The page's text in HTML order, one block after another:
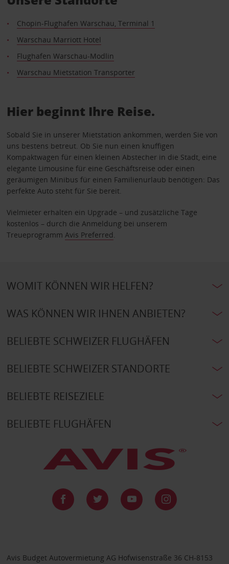
Chopin-Flughafen Warschau, Terminal 1
Warschau Marriott Hotel
Flughafen Warschau-Modlin
Warschau Mietstation Transporter
Hier beginnt Ihre Reise.
Sobald Sie in unserer Mietstation ankommen, werden Sie von
uns bestens betreut. Ob Sie nun einen knuffigen
Kompaktwagen für einen kleinen Abstecher in die Stadt, eine
elegante Limousine für eine Geschäftsreise oder einen
geräumigen Minibus für einen Familienurlaub benötigen: Das
perfekte Auto steht für Sie bereit.
Vielmieter erhalten ein Upgrade – und zusätzliche Tage
kostenlos – durch die Anmeldung bei unserem
Treueprogramm Avis Preferred
WOMIT KÖNNEN WIR HELFEN?
WAS KÖNNEN WIR IHNEN ANBIETEN?
BELIEBTE SCHWEIZER FLUGHÄFEN
BELIEBTE SCHWEIZER STANDORTE
BELIEBTE REISEZIELE
BELIEBTE FLUGHÄFEN
Avis Budget Autovermietung AG Hofwisenstraße 36 CH-8153